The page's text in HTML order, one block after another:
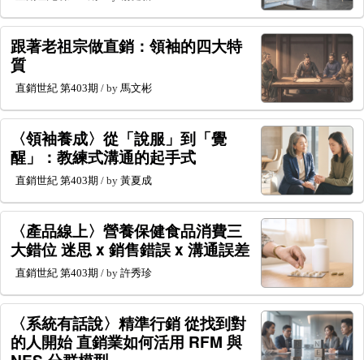
跟著老祖宗做直銷：領袖的四大特
質
直銷世紀 第403期 / by 馬文彬
〈領袖養成〉從「說服」到「覺
醒」：教練式溝通的起手式
直銷世紀 第403期 / by 黃夏成
〈產品線上〉營養保健食品消費三
大錯位 迷思 x 銷售錯誤 x 溝通誤差
直銷世紀 第403期 / by 許秀珍
〈系統有話說〉精準行銷 從找到對
的人開始 直銷業如何活用 RFM 與